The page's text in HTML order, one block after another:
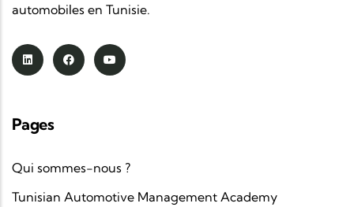
automobiles en Tunisie.
Pages
Qui sommes-nous ?
Tunisian Automotive Management Academy